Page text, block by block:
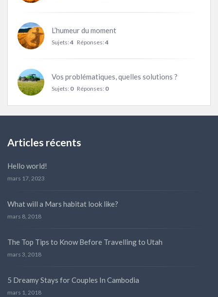
L’humeur du moment
Sujets: 4 Réponses: 4
Vos problématiques, quelles solutions ?
Sujets: 0 Réponses: 0
Articles récents
Hello world!
mars 17, 2023
What will a Mars habitat look like?
mars 8, 2018
The Top Tips to Know Before Travelling to Utah
mars 3, 2018
5 Dreamy Stays for Couples In Cambodia
mars 1, 2018